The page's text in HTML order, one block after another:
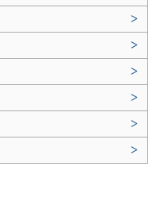
>
>
>
>
>
>